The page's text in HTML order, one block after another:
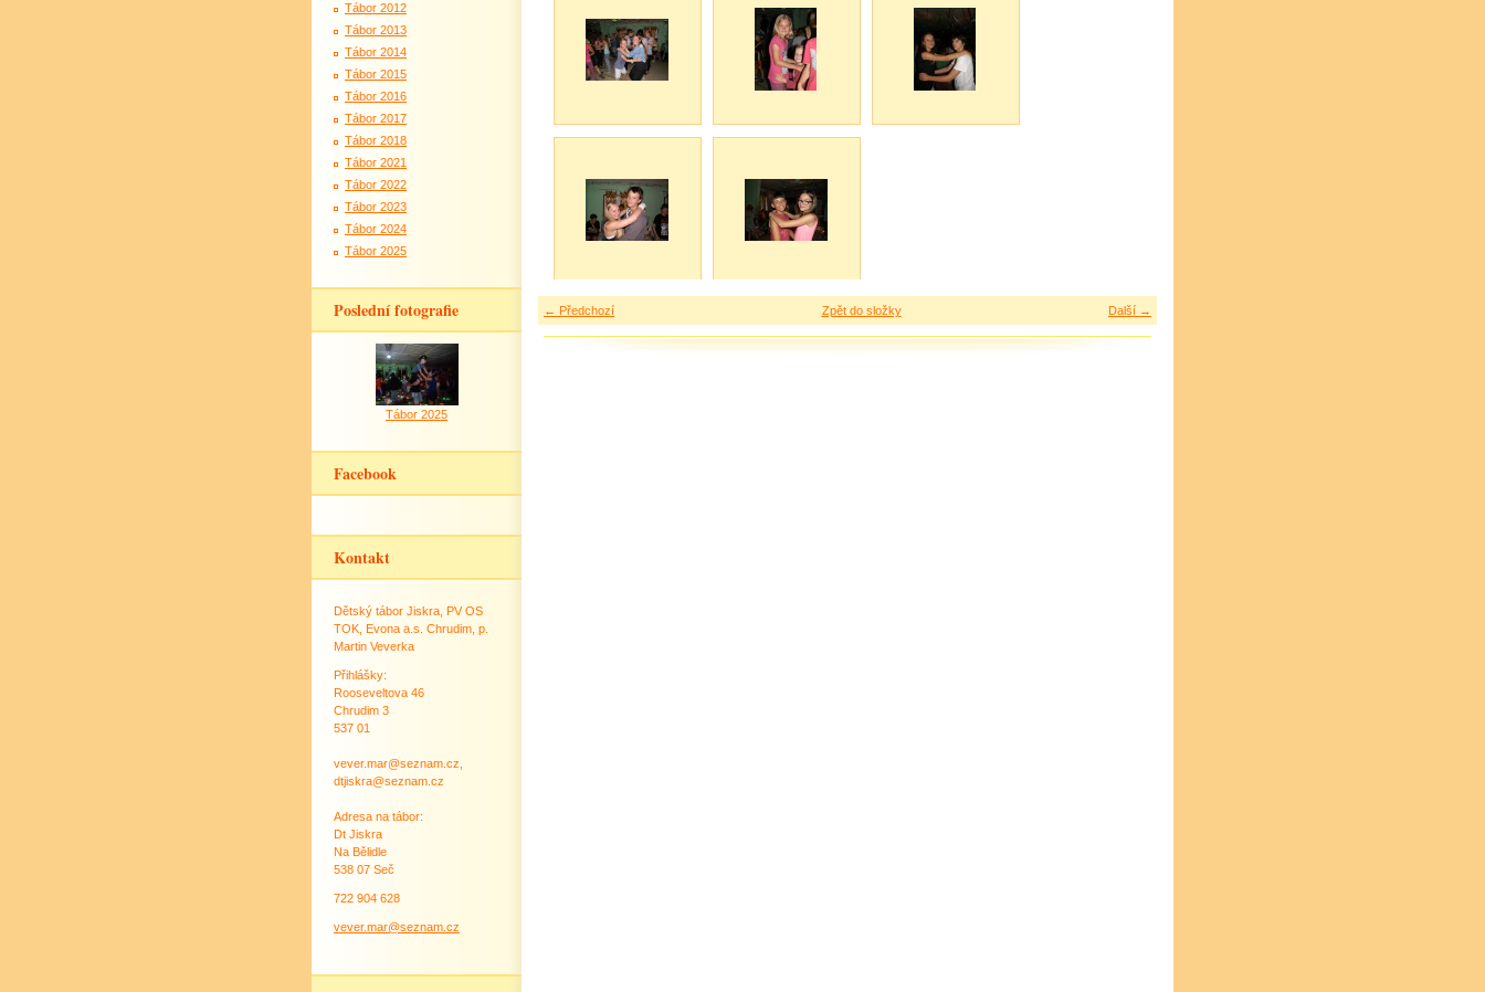
← Předchozí Další →
Zpět do složky
Tábor 2012
Tábor 2013
Tábor 2014
Tábor 2015
Tábor 2016
Tábor 2017
Tábor 2018
Tábor 2021
Tábor 2022
Tábor 2023
Tábor 2024
Tábor 2025
Poslední fotografie
Tábor 2025
Facebook
Kontakt
Dětský tábor Jiskra, PV OS
TOK, Evona a.s. Chrudim, p.
Martin Veverka
Přihlášky:
Rooseveltova 46
Chrudim 3
537 01
vever.mar@seznam.cz,
dtjiskra@seznam.cz
Adresa na tábor:
Dt Jiskra
Na Bělidle
538 07 Seč
722 904 628
vever.mar@seznam.cz